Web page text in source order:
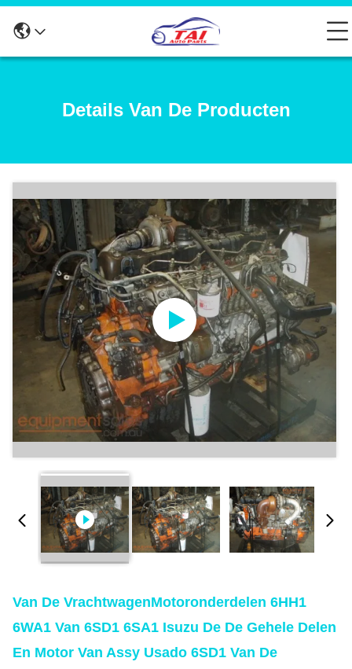
Details Van De Producten
Van De VrachtwagenMotoronderdelen 6HH1
6WA1 Van 6SD1 6SA1 Isuzu De De Gehele Delen
En Motor Van Assy Usado 6SD1 Van De